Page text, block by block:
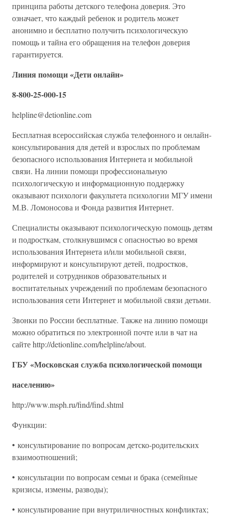
принципа работы детского телефона доверия. Это
означает, что каждый ребенок и родитель может
анонимно и бесплатно получить психологическую
помощь и тайна его обращения на телефон доверия
гарантируется.
Линия помощи «Дети онлайн»
8-800-25-000-15
helpline@detionline.com
Бесплатная всероссийская служба телефонного и онлайн-
консультирования для детей и взрослых по проблемам
безопасного использования Интернета и мобильной
связи. На линии помощи профессиональную
психологическую и информационную поддержку
оказывают психологи факультета психологии МГУ имени
М.В. Ломоносова и Фонда развития Интернет.
Специалисты оказывают психологическую помощь детям
и подросткам, столкнувшимся с опасностью во время
использования Интернета и/или мобильной связи,
информируют и консультируют детей, подростков,
родителей и сотрудников образовательных и
воспитательных учреждений по проблемам безопасного
использования сети Интернет и мобильной связи детьми.
Звонки по России бесплатные. Также на линию помощи
можно обратиться по электронной почте или в чат на
сайте http://detionline.com/helpline/about.
ГБУ «Московская служба психологической помощи
населению»
http://www.msph.ru/find/find.shtml
Функции:
• консультирование по вопросам детско-родительских
взаимоотношений;
• консультации по вопросам семьи и брака (семейные
кризисы, измены, разводы);
• консультирование при внутриличностных конфликтах;